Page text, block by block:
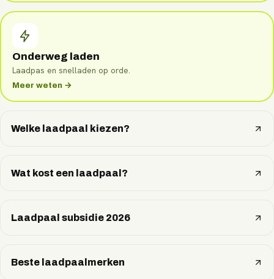
Onderweg laden
Laadpas en snelladen op orde.
Meer weten →
Welke laadpaal kiezen?
Wat kost een laadpaal?
Laadpaal subsidie 2026
Beste laadpaalmerken